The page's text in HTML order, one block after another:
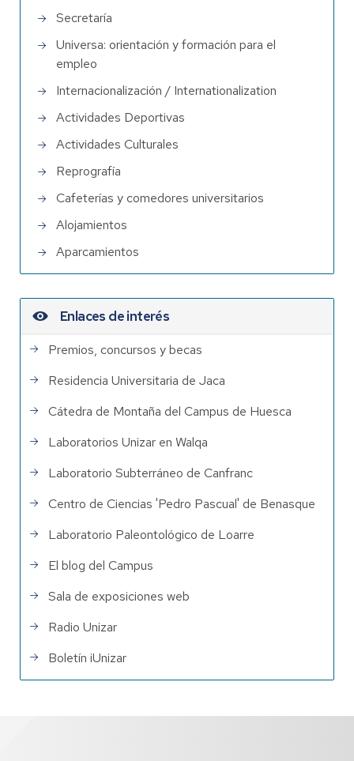
Secretaría
Universa: orientación y formación para el
empleo
Internacionalización / Internationalization
Actividades Deportivas
Actividades Culturales
Reprografía
Cafeterías y comedores universitarios
Alojamientos
Aparcamientos
Enlaces de interés
Premios, concursos y becas
Residencia Universitaria de Jaca
Cátedra de Montaña del Campus de Huesca
Laboratorios Unizar en Walqa
Laboratorio Subterráneo de Canfranc
Centro de Ciencias 'Pedro Pascual' de Benasque
Laboratorio Paleontológico de Loarre
El blog del Campus
Sala de exposiciones web
Radio Unizar
Boletín iUnizar